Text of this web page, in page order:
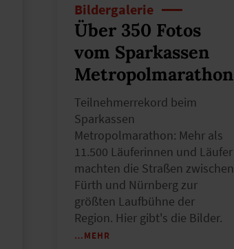
Bildergalerie
Über 350 Fotos
vom Sparkassen
Metropolmarathon
Teilnehmerrekord beim
Sparkassen
Metropolmarathon: Mehr als
11.500 Läuferinnen und Läufer
machten die Straßen zwischen
Fürth und Nürnberg zur
größten Laufbühne der
Region. Hier gibt's die Bilder.
…MEHR